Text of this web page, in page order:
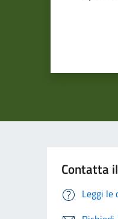
Contatta
Leggi le